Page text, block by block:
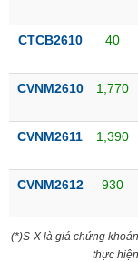
CTCB2610 40
CVNM2610 1,770
CVNM2611 1,390
CVNM2612 930
(*)S-X là giá chứng
thực
THÔNG
TIỆN
ÍCH
BẤT